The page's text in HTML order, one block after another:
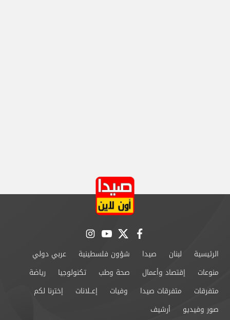
facebook
twitter
youtube
instagram
الرئيسية لبنان صيدا شؤون فلسطينية
عربي دولي
منوعات
إقتصاد وأعمال صحة وطب تكنولوجيا
رياضة
متفرقات
متفرقات صيدا وفيات إعــلانات
إخترنا لكم
صور وفيديو
أرشيف